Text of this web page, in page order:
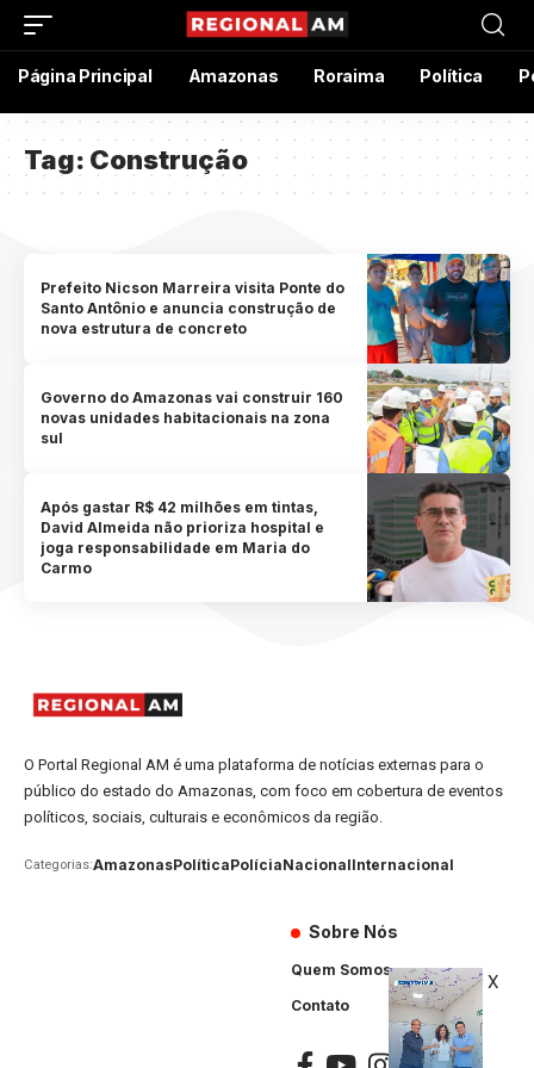
Página Principal Amazonas Roraima Política
Tag: Construção
Prefeito Nicson Marreira visita Ponte do
Santo Antônio e anuncia construção de
nova estrutura de concreto
Governo do Amazonas vai construir 160
novas unidades habitacionais na zona
sul
Após gastar R$ 42 milhões em tintas,
David Almeida não prioriza hospital e
joga responsabilidade em Maria do
Carmo
O Portal Regional AM é uma plataforma de notícias externas para o
público do estado do Amazonas, com foco em cobertura de eventos
políticos, sociais, culturais e econômicos da região.
Categorias:AmazonasPolíticaPolíciaNacionalInternacional
Sobre Nós
Quem Somos
Contato
X